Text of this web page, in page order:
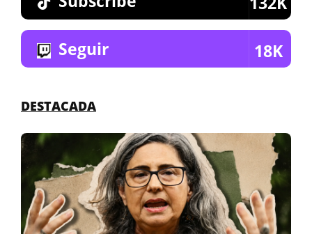
Seguir 18K
DESTACADA